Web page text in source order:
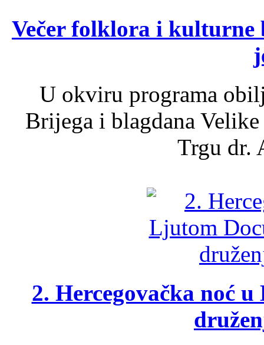
Večer folklora i kulturne
U okviru programa
Brijega i blagdana
Trgu dr.
2. Hercegovačka noć